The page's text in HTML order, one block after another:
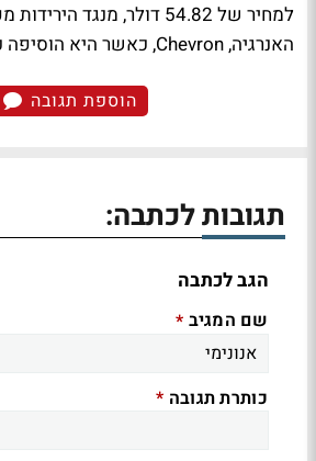
למחיר של 54.82 דולר, מנגד
האנרגיה, Chevron, כאשר היא הוסיפה כ-0.5% .
הוספת תגובה
תגובות לכתבה:
הגב לכתבה
שם המגיב *
כותרת תגובה *